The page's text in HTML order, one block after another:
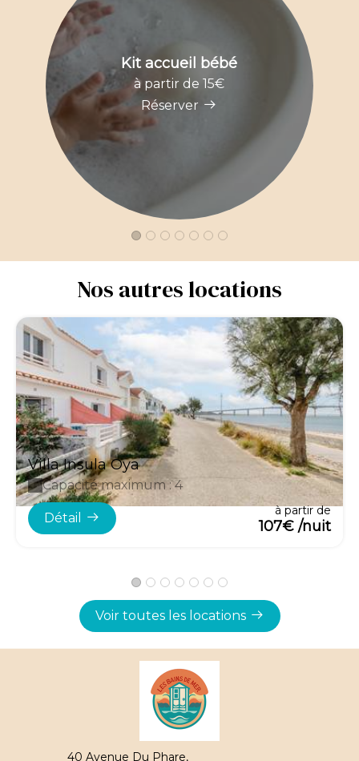
Kit accueil bébé
à partir de 15€
Réserver
Nos autres locations
Villa Insula Oya
Capacité maximum : 4
Détail
à partir de
107€ /nuit
Voir toutes les locations
40 Avenue Du Phare,